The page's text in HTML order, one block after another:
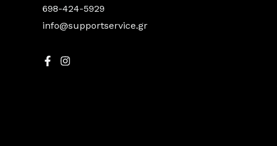
698-424-5929
info@supportservice.gr